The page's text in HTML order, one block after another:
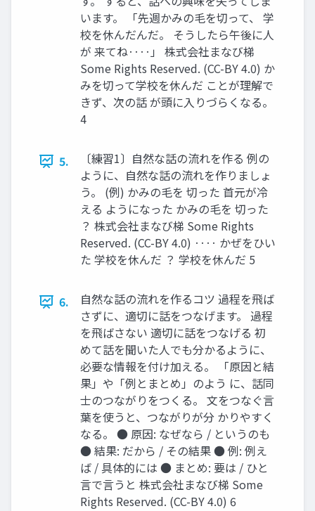
います。 「先週かみの毛を切って、 学
校を休んだんだ。 そうしたら午後に人
が 来てね‥‥」 株式会社まなび梯
Some Rights Reserved. (CC-BY 4.0) か
みを切って学校を休んだ ことが理解で
きず、次の話 が頭に入りづらくなる。
4
5.
〔練習1〕自然な話の流れを作る 例の
ように、自然な話の流れを作りましょ
う。 (例) かみの毛を 切った 首元が冷
える ようになった かみの毛を 切った
？ 株式会社まなび梯 Some Rights
Reserved. (CC-BY 4.0) ‥‥ かぜをひい
た 学校を休んだ ？ 学校を休んだ 5
6.
自然な話の流れを作るコツ 過程を飛ば
さずに、適切に話をつなげます。 過程
を飛ばさない 適切に話をつなげる 初
めて話を聞いた人でも分かるように、
必要な情報を付け加える。 「原因と結
果」や「例とまとめ」のよう に、話同
士のつながりをつくる。 文をつなぐ言
葉を使うと、つながりが分 かりやすく
なる。 ● 原因: なぜなら / というのも
● 結果: だから / その結果 ● 例: 例え
ば / 具体的には ● まとめ: 要は / ひと
言で言うと 株式会社まなび梯 Some
Rights Reserved. (CC-BY 4.0) 6